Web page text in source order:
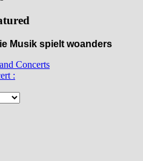
Musik spielt woanders
: